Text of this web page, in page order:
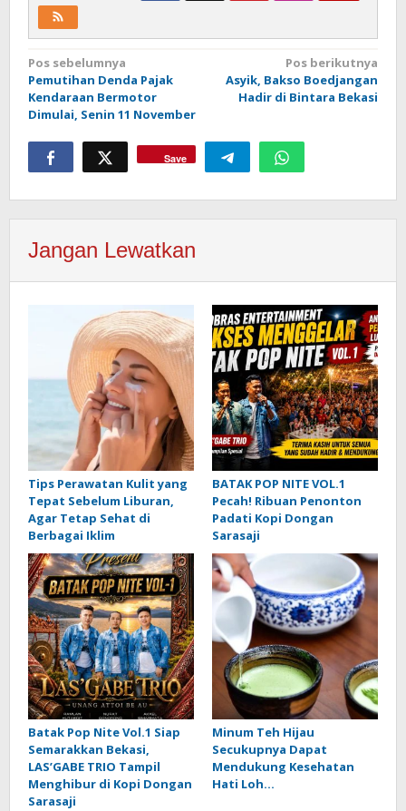
Navigasi
pos
Pos sebelumnya
Pemutihan Denda Pajak
Kendaraan Bermotor
Dimulai, Senin 11 November
Pos berikutnya
Asyik, Bakso Boedjangan
Hadir di Bintara Bekasi
Save
Jangan Lewatkan
Tips Perawatan Kulit yang
Tepat Sebelum Liburan,
Agar Tetap Sehat di
Berbagai Iklim
BATAK POP NITE VOL.1
Pecah! Ribuan Penonton
Padati Kopi Dongan
Sarasaji
Batak Pop Nite Vol.1 Siap
Semarakkan Bekasi,
LAS’GABE TRIO Tampil
Menghibur di Kopi Dongan
Sarasaji
Minum Teh Hijau
Secukupnya Dapat
Mendukung Kesehatan
Hati Loh…